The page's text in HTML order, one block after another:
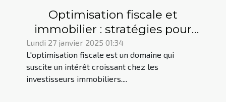
Optimisation fiscale et
immobilier : stratégies pour
réduire vos impôts
Lundi 27 janvier 2025 01:34
L'optimisation fiscale est un domaine qui
suscite un intérêt croissant chez les
investisseurs immobiliers....